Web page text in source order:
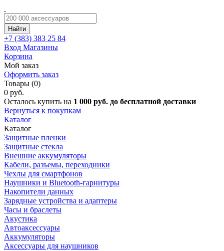
Найти
+7 (383) 383 25 84
Вход Магазины
Корзина
Мой заказ
Оформить заказ
Товары (0)
0 руб.
Осталось купить на 1 000 руб. до бесплатной доставки
Вернуться к покупкам
Каталог
Каталог
Защитные пленки
Защитные стекла
Внешние аккумуляторы
Кабели, разъемы, переходники
Чехлы для смартфонов
Наушники и Bluetooth-гарнитуры
Накопители данных
Зарядные устройства и адаптеры
Часы и браслеты
Акустика
Автоаксессуары
Аккумуляторы
Аксессуары для наушников